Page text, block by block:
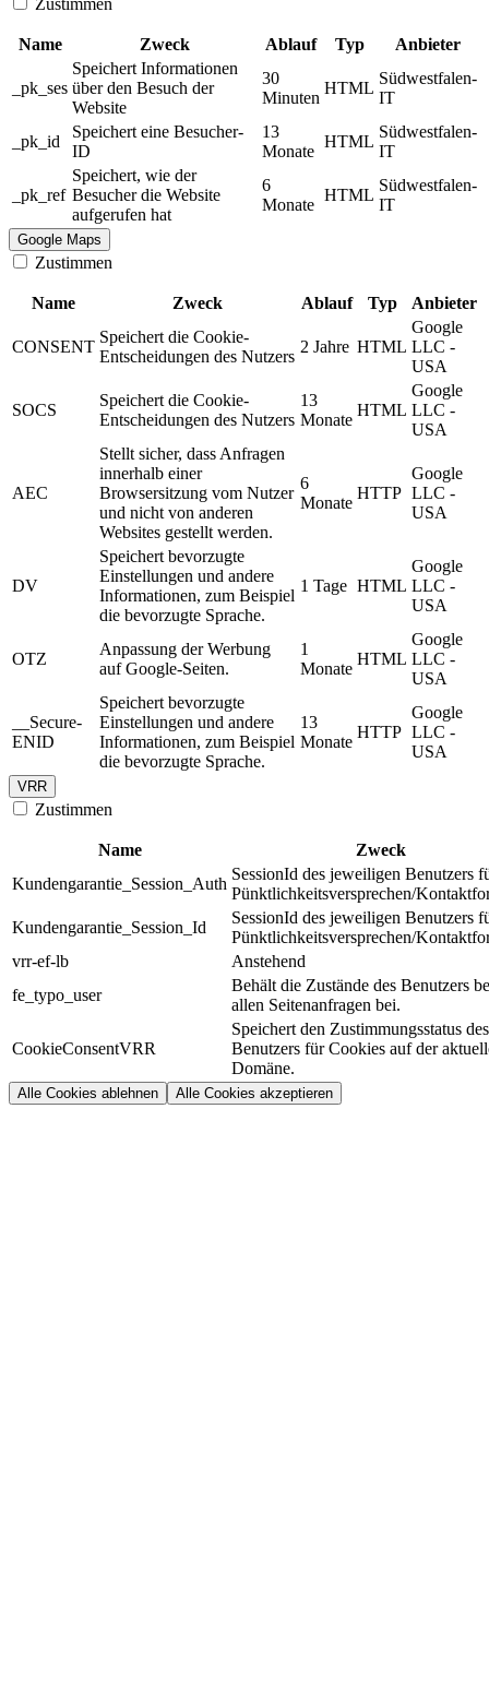
Zustimmen
Name Zweck Ablauf Typ Anbieter
_pk_ses
Speichert Informationen
über den Besuch der
Website
30
Minuten
HTML
Südwestfalen-
IT
_pk_id
Speichert eine Besucher-
ID
13
Monate
HTML
Südwestfalen-
IT
_pk_ref
Speichert, wie der
Besucher die Website
aufgerufen hat
6
Monate
HTML
Südwestfalen-
IT
Google Maps
Zustimmen
Name Zweck Ablauf Typ Anbieter
CONSENT
Speichert die Cookie-
Entscheidungen des Nutzers
2 Jahre HTML
Google
LLC -
USA
SOCS
Speichert die Cookie-
Entscheidungen des Nutzers
13
Monate
HTML
Google
LLC -
USA
AEC
Stellt sicher, dass Anfragen
innerhalb einer
Browsersitzung vom Nutzer
und nicht von anderen
Websites gestellt werden.
6
Monate
HTTP
Google
LLC -
USA
DV
Speichert bevorzugte
Einstellungen und andere
Informationen, zum Beispiel
die bevorzugte Sprache.
1 Tage HTML
Google
LLC -
USA
OTZ
Anpassung der Werbung
auf Google-Seiten.
1
Monate
HTML
Google
LLC -
USA
__Secure-
ENID
Speichert bevorzugte
Einstellungen und andere
Informationen, zum Beispiel
die bevorzugte Sprache.
13
Monate
HTTP
Google
LLC -
USA
VRR
Zustimmen
Name
Zweck
Kundengarantie_Session_Auth
SessionId des jeweiligen Benutzers
Pünktlichkeitsversprechen/
Kundengarantie_Session_Id
SessionId des jeweiligen Benutzers
Pünktlichkeitsversprechen/
vrr-ef-lb
Anstehend
fe_typo_user
Behält die Zustände des Benutzers
allen Seitenanfragen bei.
CookieConsentVRR
Speichert den Zustimmungsstatus des
Benutzers für Cookies auf der
Domäne.
Alle Cookies ablehnen Alle Cookies akzeptieren